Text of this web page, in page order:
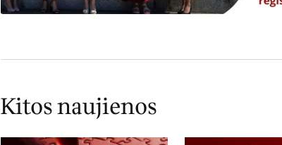
Kitos naujienos